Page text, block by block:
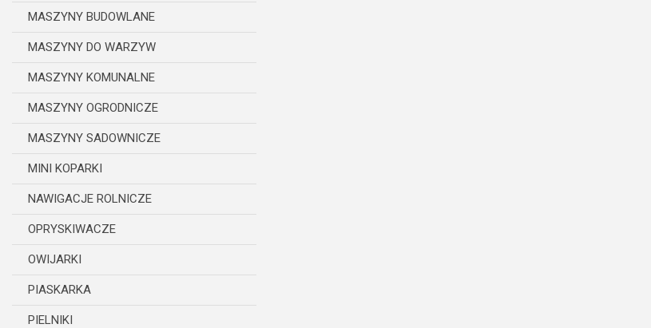
MASZYNY BUDOWLANE
MASZYNY DO WARZYW
MASZYNY KOMUNALNE
MASZYNY OGRODNICZE
MASZYNY SADOWNICZE
MINI KOPARKI
NAWIGACJE ROLNICZE
OPRYSKIWACZE
OWIJARKI
PIASKARKA
PIELNIKI